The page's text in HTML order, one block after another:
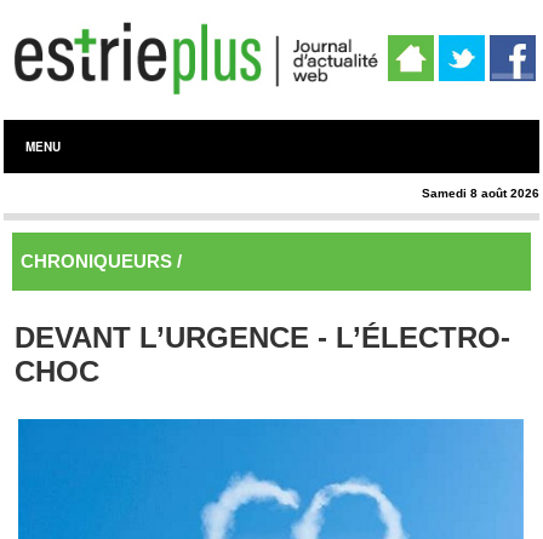
MENU
Samedi 8 août 2026
CHRONIQUEURS /
DEVANT L’URGENCE - L’ÉLECTRO-
CHOC